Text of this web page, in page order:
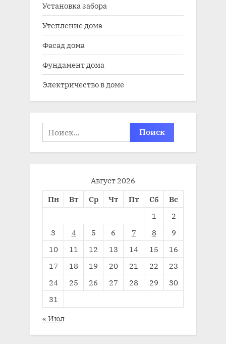
Установка забора
Утепление дома
Фасад дома
Фундамент дома
Электричество в доме
Найти:
Август 2026
Пн
Вт Ср Чт Пт Сб
Вс
1
2
3
4 5 6 7 8
9
10
11 12 13 14 15
16
17
18 19 20 21 22
23
24
25 26 27 28 29
30
31
« Июл